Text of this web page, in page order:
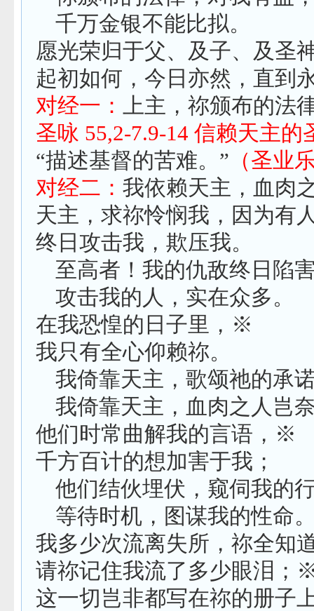
千万金银不能比拟。
愿光荣归于父、及子、及圣
起初如何，今日亦然，直到
对经一： 上主，祢颁布的法
圣咏 55,2-7.9-14 信赖天主的
“描述基督的苦难。” （圣业
对经二： 我依赖天主，血肉
天主，求祢怜悯我，因为有
终日攻击我，欺压我。
至高者！我的仇敌终日陷
攻击我的人，实在众多。
在我恐惶的日子里，※
我只有全心仰赖祢。
我倚靠天主，歌颂祂的承
我倚靠天主，血肉之人岂
他们时常曲解我的言语，※
千方百计的想加害于我；
他们结伙埋伏，窥伺我的
等待时机，图谋我的性命
我多少次流离失所，祢全知
请祢记住我流了多少眼泪；
这一切岂非都写在祢的册子